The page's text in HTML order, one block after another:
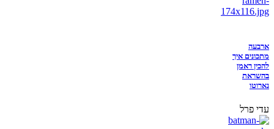
ארבעה
מתכונים איך
להכין ראמן
בהשראת
נארוטו
עדי פרל